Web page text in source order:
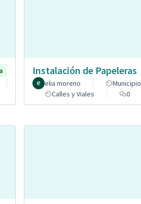
Instalación de Papeleras
elia moreno
Municipio
Calles y Viales
0